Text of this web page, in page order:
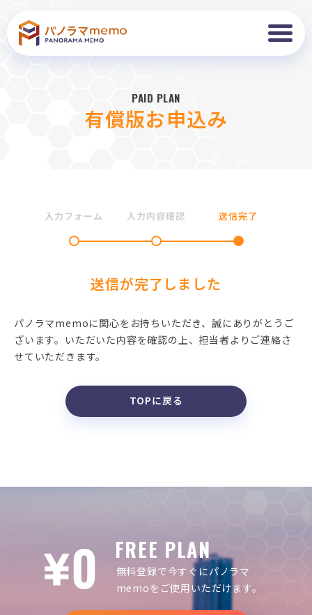
PAID PLAN
有償版お申込み
入力フォーム 入力内容確認 送信完了
送信が完了しました
パノラマmemoに関心をお持ちいただき、誠にありがとうご
ざいます。 いただいた内容を確認の上、担当者よりご連絡さ
せていただきます。
TOPに戻る
FREE PLAN
無料登録で今すぐにパノラマ
memoをご使用いただけます。